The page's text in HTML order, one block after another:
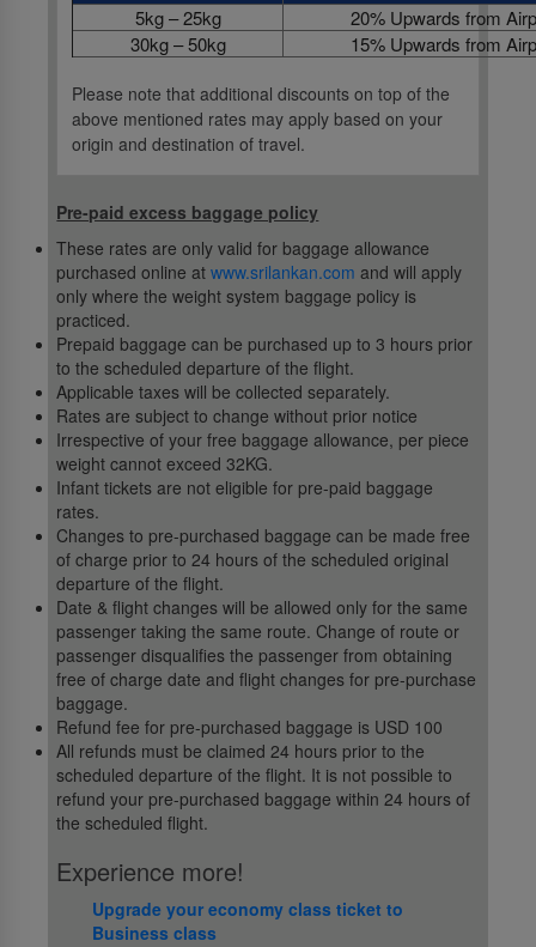
5kg – 25kg
20% Upwards from
30kg – 50kg
15% Upwards from
Please note that additional discounts on top of the
above mentioned rates may apply based on your
origin and destination of travel.
Pre-paid excess baggage policy
These rates are only valid for baggage allowance
purchased online atwww.srilankan.com and will apply
only where the weight system baggage policy is
practiced.
Prepaid baggage can be purchased up to 3 hours prior
to the scheduled departure of the flight.
Applicable taxes will be collected separately.
Rates are subject to change without prior notice
Irrespective of your free baggage allowance, per piece
weight cannot exceed 32KG.
Infant tickets are not eligible for pre-paid baggage
rates.
Changes to pre-purchased baggage can be made free
of charge prior to 24 hours of the scheduled original
departure of the flight.
Date & flight changes will be allowed only for the same
passenger taking the same route. Change of route or
passenger disqualifies the passenger from obtaining
free of charge date and flight changes for pre-purchase
baggage.
Refund fee for pre-purchased baggage is USD 100
All refunds must be claimed 24 hours prior to the
scheduled departure of the flight. It is not possible to
refund your pre-purchased baggage within 24 hours of
the scheduled flight.
Experience more!
Upgrade your economy class ticket to
Business class